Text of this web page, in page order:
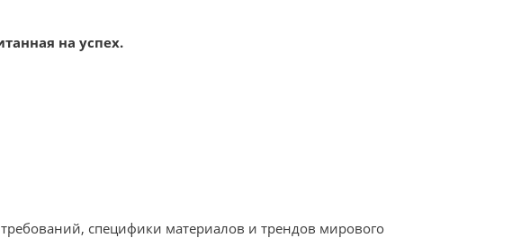
на успех.
специфики материалов и трендов мирового